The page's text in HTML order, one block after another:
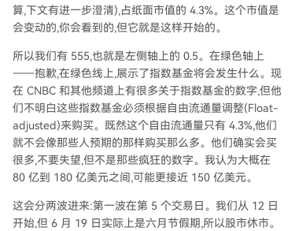
算,下文有进一步澄清),占纸面市值的 4.3%。这个市值是
会变动的,你会看到的,但它就是这样开始的。
所以我们有 555,也就是左侧轴上的 0.5。在绿色轴上
——抱歉,在绿色线上,展示了指数基金将会发生什么。现
在 CNBC 和其他频道上有很多关于指数基金的数字,但他
们不明白这些指数基金必须根据自由流通量调整(Float-
adjusted)来购买。既然这个自由流通量只有 4.3%,他们
就不会像那些人预期的那样购买那么多。他们确实会买
很多,不要失望,但不是那些疯狂的数字。我认为大概在
80 亿到 180 亿美元之间,可能更接近 150 亿美元。
这会分两波进来:第一波在第 5 个交易日。我们从 12 日
开始,但 6 月 19 日实际上是六月节假期,所以股市休市。